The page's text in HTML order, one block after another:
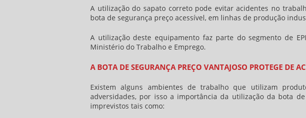
A utilização do sapato correto pode evitar acidentes no
bota de segurança preço acessível, em linhas de produção
A utilização deste equipamento faz parte do segmento de
Ministério do Trabalho e Emprego.
A BOTA DE SEGURANÇA PREÇO VANTAJOSO PROTEGE DE
Existem alguns ambientes de trabalho que utilizam
adversidades, por isso a importância da utilização da bota
imprevistos tais como: